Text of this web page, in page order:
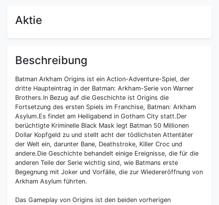
Aktie
Beschreibung
Batman Arkham Origins ist ein Action-Adventure-Spiel, der
dritte Haupteintrag in der Batman: Arkham-Serie von Warner
Brothers.In Bezug auf die Geschichte ist Origins die
Fortsetzung des ersten Spiels im Franchise, Batman: Arkham
Asylum.Es findet am Heiligabend in Gotham City statt.Der
berüchtigte Kriminelle Black Mask legt Batman 50 Millionen
Dollar Kopfgeld zu und stellt acht der tödlichsten Attentäter
der Welt ein, darunter Bane, Deathstroke, Killer Croc und
andere.Die Geschichte behandelt einige Ereignisse, die für die
anderen Teile der Serie wichtig sind, wie Batmans erste
Begegnung mit Joker und Vorfälle, die zur Wiedereröffnung von
Arkham Asylum führten.
Das Gameplay von Origins ist den beiden vorherigen